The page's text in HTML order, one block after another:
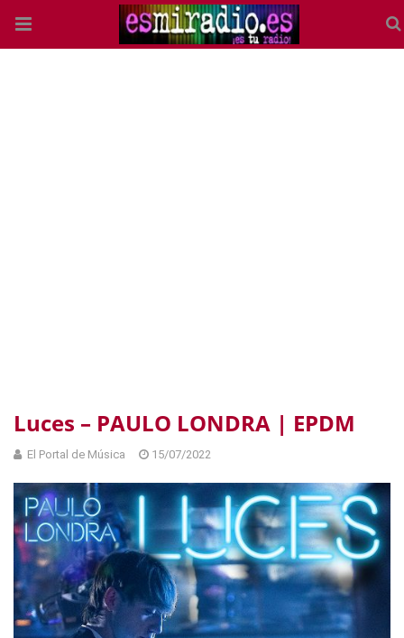
Luces – PAULO LONDRA | EPDM
El Portal de Música 15/07/2022